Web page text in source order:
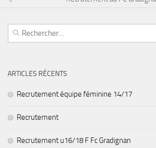
Rechercher :
ARTICLES RÉCENTS
Recrutement équipe féminine 14/17
Recrutement
Recrutement u16/18 F Fc Gradignan